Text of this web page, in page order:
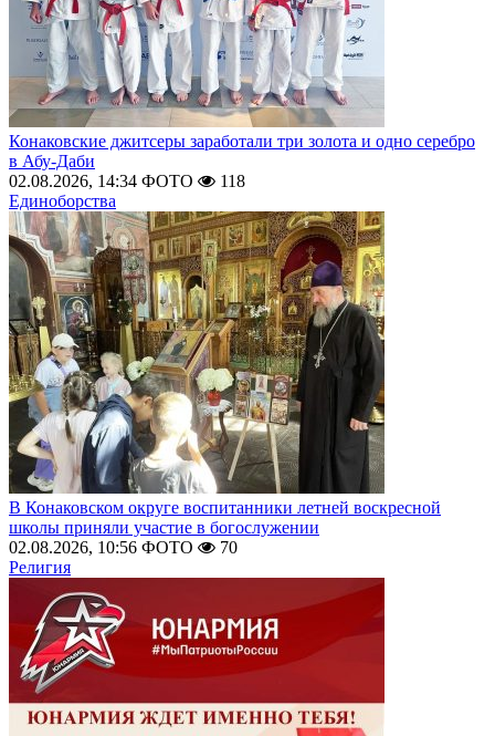
Конаковские джитсеры заработали три золота и одно серебро
в Абу-Даби
02.08.2026, 14:34 ФОТО
118
Единоборства
В Конаковском округе воспитанники летней воскресной
школы приняли участие в богослужении
02.08.2026, 10:56 ФОТО
70
Религия